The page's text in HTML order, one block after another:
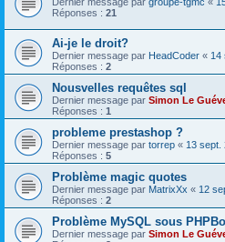
Réponses : 21
Ai-je le droit?
Dernier message par HeadCoder « 14
Réponses : 2
Nousvelles requêtes sql
Dernier message par Simon Le
Réponses : 1
probleme prestashop ?
Dernier message par torrep « 13 sept.
Réponses : 5
Problème magic quotes
Dernier message par MatrixXx « 12
Réponses : 2
Problème MySQL sous
Dernier message par Simon Le